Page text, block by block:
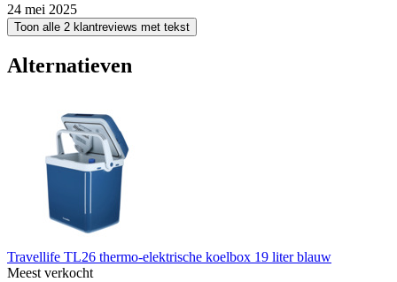
24 mei 2025
Toon alle 2 klantreviews met tekst
Alternatieven
Travellife TL26 thermo-elektrische koelbox 19 liter blauw
Meest verkocht